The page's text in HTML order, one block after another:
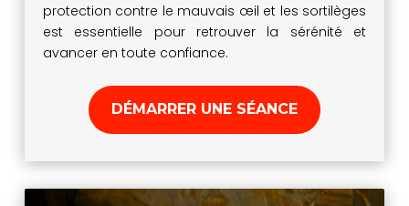
protection contre le mauvais œil et les sortilèges
est essentielle pour retrouver la sérénité et
avancer en toute confiance.
DÉMARRER UNE SÉANCE